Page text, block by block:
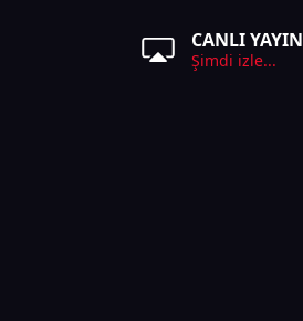
CANLI YAYIN
Şimdi izle...